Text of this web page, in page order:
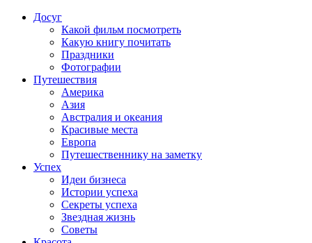
Досуг
Какой фильм посмотреть
Какую книгу почитать
Праздники
Фотографии
Путешествия
Америка
Азия
Австралия и океания
Красивые места
Европа
Путешественнику на заметку
Успех
Идеи бизнеса
Истории успеха
Секреты успеха
Звездная жизнь
Советы